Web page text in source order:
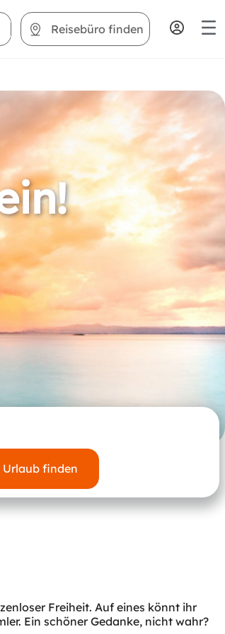
Reisebüro finden
Urlaub finden
Freiheit. Auf eines könnt ihr
Ein schöner Gedanke, nicht wahr?